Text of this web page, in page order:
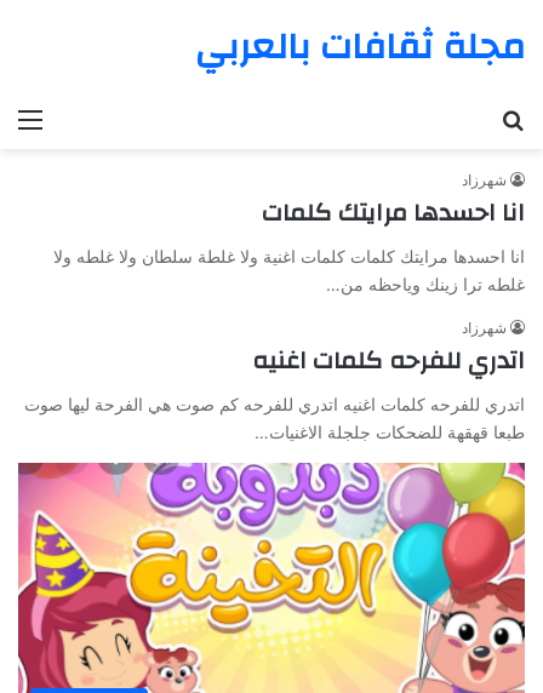
مجلة ثقافات بالعربي
شهرزاد
انا احسدها مرايتك كلمات
انا احسدها مرايتك كلمات كلمات اغنية ولا غلطة سلطان ولا غلطه ولا
غلطه ترا زينك وياحظه من…
شهرزاد
اتدري للفرحه كلمات اغنيه
اتدري للفرحه كلمات اغنيه اتدري للفرحه كم صوت هي الفرحة ليها صوت
طبعا قهقهة للضحكات جلجلة الاغنيات…